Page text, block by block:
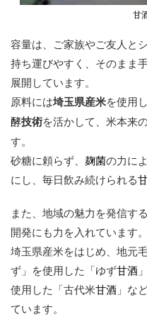
甘
容量は、ご家族やご友人と
持ち運びやすく、そのまま
展開しています。
原料には埼玉県産米を使用し
酵技術を活かして、米本来
す。
砂糖に頼らず、 麹菌の力に
にし、毎日飲み続けられる
また、地域の魅力を発信す
開発にも力を入れています。
埼玉県産米をはじめ、地元
ず」を使用した「ゆず甘酒
使用した「古代米甘酒 」な
ています。